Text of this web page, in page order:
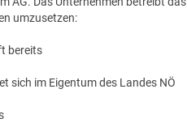
umzusetzen:
bereits
sich im Eigentum des Landes NÖ